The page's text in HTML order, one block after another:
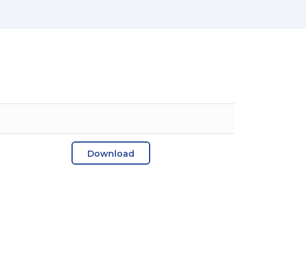
Download